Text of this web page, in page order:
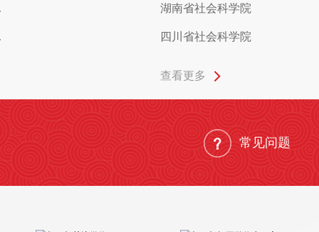
湖南省社会科学院
四川省社会科学院
查看更多
常见问题